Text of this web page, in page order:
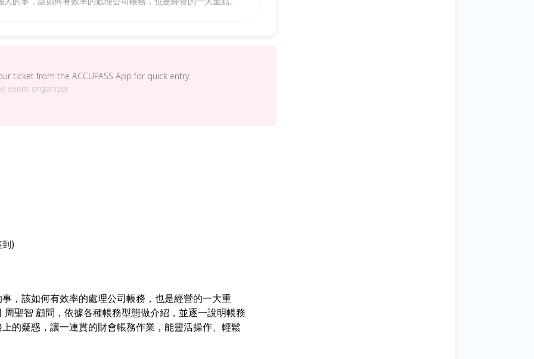
ticket from the ACCUPASS App for quick entry.
event organizer.
)
， 該如何有效率的處理公司帳務，也是經營的一大重
聖智 顧問，依據各種帳務型態做介紹，並逐一說明帳務
的疑惑，讓一連貫的財會帳務作業，能靈活操作、輕鬆